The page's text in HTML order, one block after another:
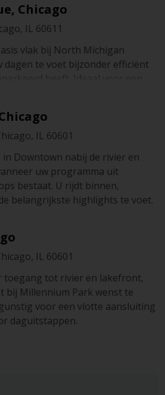
Chicago
IL 60611
vlak bij North Michigan
dagen te voet bijzonder efficiënt
heeft. Ideaal voor een
bezienswaardigheden en
IL 60601
in Downtown nabij de rivier en
uw programma uit
bestaat. U rijdt binnen,
belangrijkste highlights te voet.
IL 60601
toegang tot rivier en lakefront,
bij Millennium Park wenst te
voor een vlotte aansluiting
daguitstappen.